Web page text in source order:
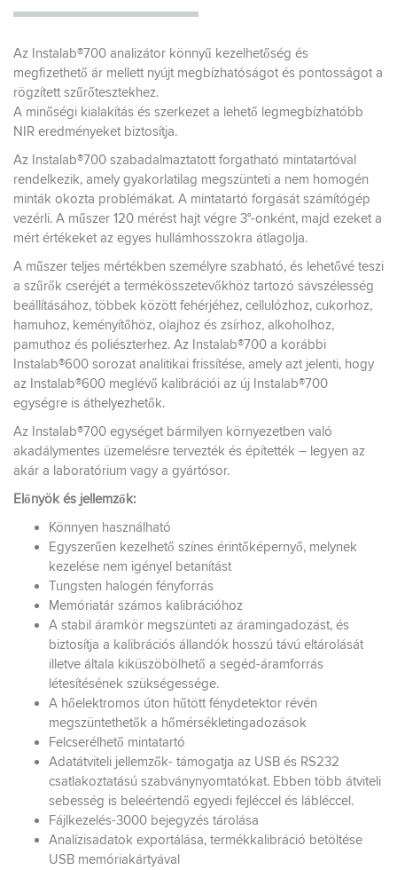
Az Instalab®700 analizátor könnyű kezelhetőség és
megfizethető ár mellett nyújt megbízhatóságot és pontosságot a
rögzített szűrőtesztekhez.
A minőségi kialakítás és szerkezet a lehető legmegbízhatóbb
NIR eredményeket biztosítja.
Az Instalab®700 szabadalmaztatott forgatható mintatartóval
rendelkezik, amely gyakorlatilag megszünteti a nem homogén
minták okozta problémákat. A mintatartó forgását számítógép
vezérli. A műszer 120 mérést hajt végre 3°-onként, majd ezeket a
mért értékeket az egyes hullámhosszokra átlagolja.
A műszer teljes mértékben személyre szabható, és lehetővé teszi
a szűrők cseréjét a termékösszetevőkhöz tartozó sávszélesség
beállításához, többek között fehérjéhez, cellulózhoz, cukorhoz,
hamuhoz, keményítőhöz, olajhoz és zsírhoz, alkoholhoz,
pamuthoz és poliészterhez. Az Instalab®700 a korábbi
Instalab®600 sorozat analitikai frissítése, amely azt jelenti, hogy
az Instalab®600 meglévő kalibrációi az új Instalab®700
egységre is áthelyezhetők.
Az Instalab®700 egységet bármilyen környezetben való
akadálymentes üzemelésre tervezték és építették – legyen az
akár a laboratórium vagy a gyártósor.
Előnyök és jellemzők:
Könnyen használható
Egyszerűen kezelhető színes érintőképernyő, melynek
kezelése nem igényel betanítást
Tungsten halogén fényforrás
Memóriatár számos kalibrációhoz
A stabil áramkör megszünteti az áramingadozást, és
biztosítja a kalibrációs állandók hosszú távú eltárolását
illetve általa kiküszöbölhető a segéd-áramforrás
létesítésének szükségessége.
A hőelektromos úton hűtött fénydetektor révén
megszüntethetők a hőmérsékletingadozások
Felcserélhető mintatartó
Adatátviteli jellemzők- támogatja az USB és RS232
csatlakoztatású szabványnyomtatókat. Ebben több átviteli
sebesség is beleértendő egyedi fejléccel és lábléccel.
Fájlkezelés-3000 bejegyzés tárolása
Analízisadatok exportálása, termékkalibráció betöltése
USB memóriakártyával